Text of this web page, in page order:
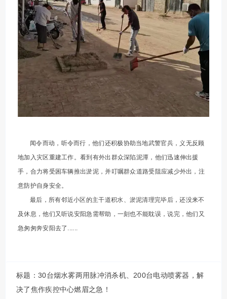
闻令而动，听令而行，他们还积极协助当地武警官兵，义无反顾
地加入灾区重建工作。看到有外出群众深陷泥潭，他们迅速伸出援
手，合力将受困车辆推出淤泥，并叮嘱群众道路受阻应减少外出，注
意防护自身安全。
最后，所有邻近小区的主干道积水、淤泥清理完毕后，还没来不
及休息，他们又听说安阳急需帮助，一刻也不能耽误，说完，他们又
急匆匆奔安阳去了......
标题：30台烟水雾两用脉冲消杀机、200台电动喷雾器，解
决了焦作疾控中心燃眉之急！